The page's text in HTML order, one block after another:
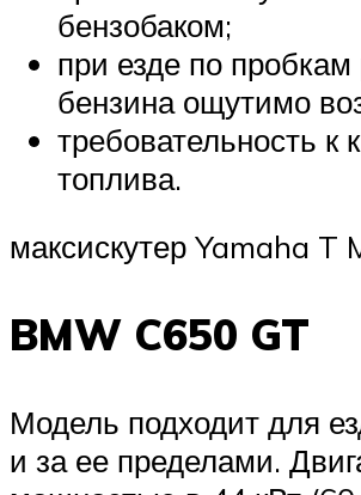
бензобаком;
при езде по пробкам
бензина ощутимо
требовательность к
топлива.
максискутер Yamaha T
BMW C650 GT
Модель подходит для
и за ее пределами.